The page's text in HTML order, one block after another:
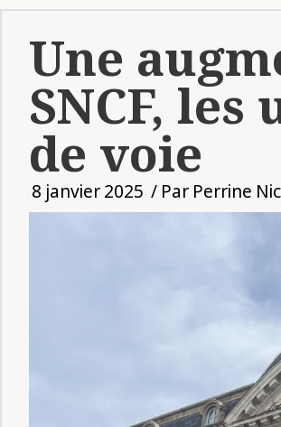
Une
SNCF, les
de voie
8 janvier 2025 / Par Perrine